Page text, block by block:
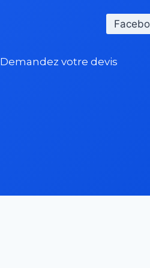
Demandez votre devis